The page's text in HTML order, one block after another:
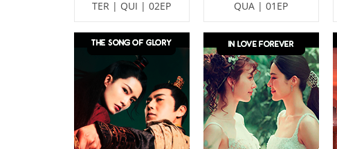
TER | QUI | 02EP QUA | 01EP